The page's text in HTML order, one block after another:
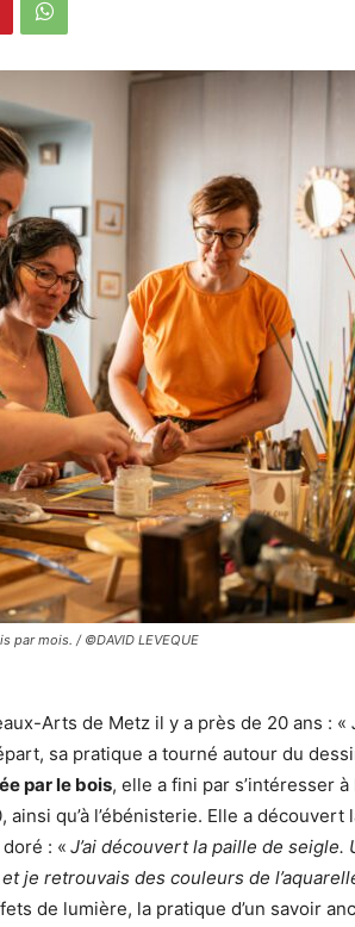
par mois. / ©DAVID LEVEQUE
Arts de Metz il y a près de 20 ans : «
sa pratique a tourné autour du
par le bois, elle a fini par s’intéresser
qu’à l’ébénisterie. Elle a découvert
: « J’ai découvert la paille de seigle.
je retrouvais des couleurs de
de lumière, la pratique d’un savoir